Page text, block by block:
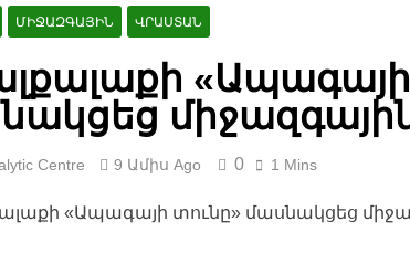
ՄԻՋԱԶԳԱՅԻՆ ՎՐԱՍՏԱՆ
Centre 9 Ամիս Ago 0 1 Mins